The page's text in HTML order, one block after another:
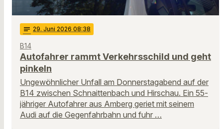
notes 29. Juni 2026 08:38
B14
Autofahrer rammt Verkehrsschild und geht
pinkeln
Ungewöhnlicher Unfall am Donnerstagabend auf der
B14 zwischen Schnaittenbach und Hirschau. Ein 55-
jähriger Autofahrer aus Amberg geriet mit seinem
Audi auf die Gegenfahrbahn und fuhr …